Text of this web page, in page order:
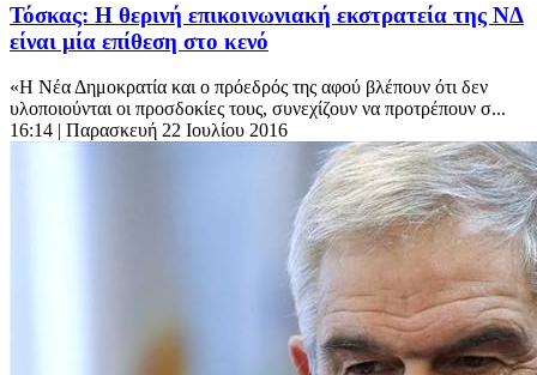
Τόσκας: Η θερινή επικοινωνιακή εκστρατεία της ΝΔ
είναι μία επίθεση στο κενό
«Η Νέα Δημοκρατία και ο πρόεδρός της αφού βλέπουν ότι δεν
υλοποιούνται οι προσδοκίες τους, συνεχίζουν να προτρέπουν σ...
16:14 | Παρασκευή 22 Ιουλίου 2016